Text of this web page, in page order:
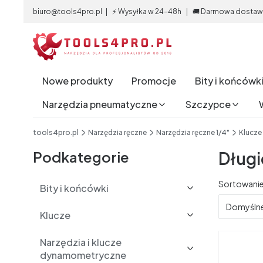
biuro@tools4pro.pl | ⚡ Wysyłka w 24-48h | 🚚 Darmowa
Nowe produkty Promocje Bity i końcówki
Narzędzia pneumatyczne
Szczypce
tools4pro.pl Narzędzia ręczne Narzędzia ręczne 1/4" Klucze
Podkategorie
Bity i końcówki
Klucze
Narzędzia i klucze
dynamometryczne
Lista